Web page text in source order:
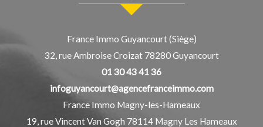
France Immo Guyancourt (Siège)
32, rue Ambroise Croizat 78280Guyancourt
01 30 43 41 36
infoguyancourt@agencefranceimmo.com
France Immo Magny-les-Hameaux
19, rue Vincent Van Gogh 78114 Magny Les Hameaux